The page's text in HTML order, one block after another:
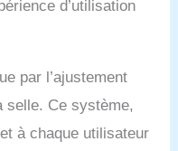
de 135 kg et
✔
FITNESS
Skandika
d’utilisation
par l’ajustement
selle. Ce système,
à chaque utilisateur